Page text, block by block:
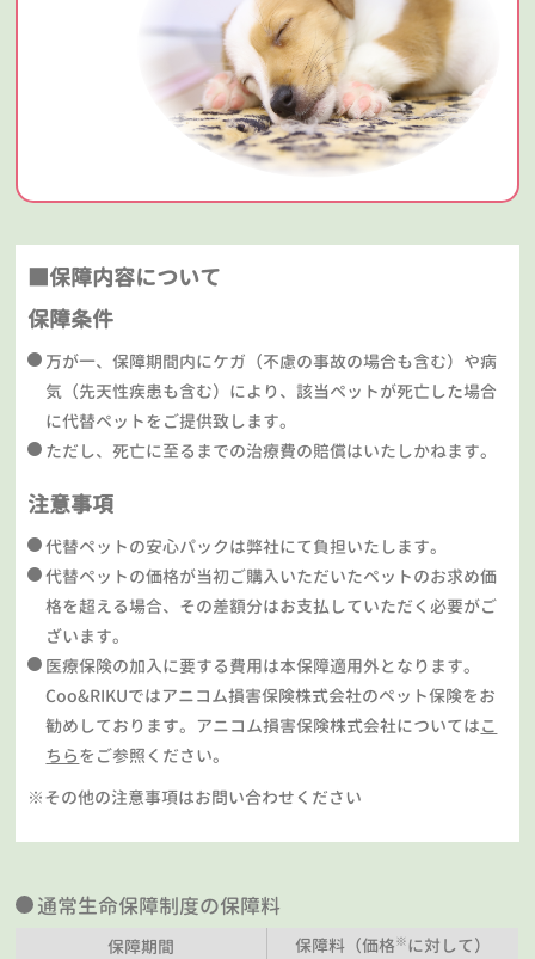
■保障内容について
保障条件
万が一、保障期間内にケガ（不慮の事故の場合も含む）や病
気（先天性疾患も含む）により、該当ペットが死亡した場合
に代替ペットをご提供致します。
ただし、死亡に至るまでの治療費の賠償はいたしかねます。
注意事項
代替ペットの安心パックは弊社にて負担いたします。
代替ペットの価格が当初ご購入いただいたペットのお求め価
格を超える場合、その差額分はお支払していただく必要がご
ざいます。
医療保険の加入に要する費用は本保障適用外となります。
Coo&RIKUではアニコム損害保険株式会社のペット保険をお
勧めしております。アニコム損害保険株式会社についてはこ
ちらをご参照ください。
※その他の注意事項はお問い合わせください
通常生命保障制度の保障料
保障期間 保障料（価格※に対して）